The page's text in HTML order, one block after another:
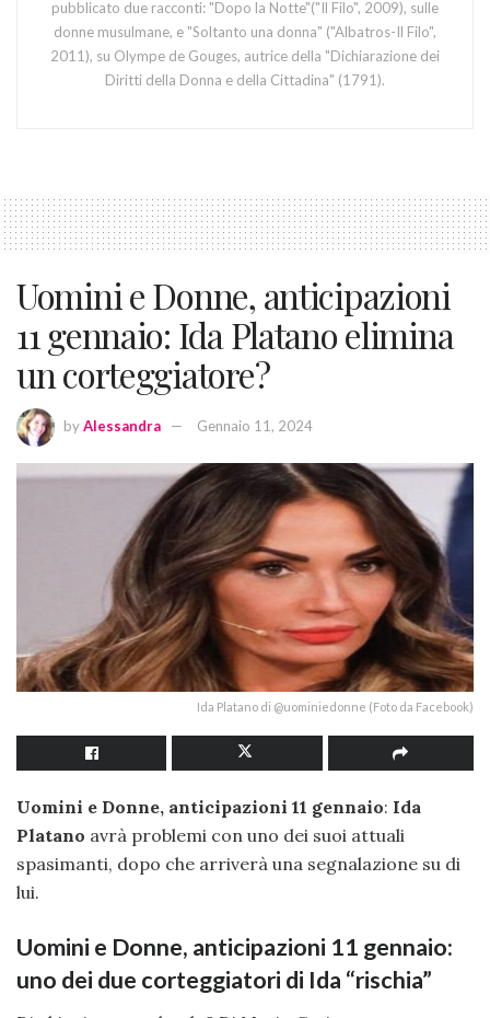
pubblicato due racconti: "Dopo la Notte"("Il Filo", 2009), sulle
donne musulmane, e "Soltanto una donna" ("Albatros-Il Filo",
2011), su Olympe de Gouges, autrice della "Dichiarazione dei
Diritti della Donna e della Cittadina" (1791).
Uomini e Donne, anticipazioni
11 gennaio: Ida Platano elimina
un corteggiatore?
byAlessandra Gennaio 11, 2024
Ida Platano di @uominiedonne (Foto da Facebook)
Uomini e Donne, anticipazioni 11 gennaio: Ida
Platano avrà problemi con uno dei suoi attuali
spasimanti, dopo che arriverà una segnalazione su di
lui.
Uomini e Donne, anticipazioni 11 gennaio:
uno dei due corteggiatori di Ida “rischia”